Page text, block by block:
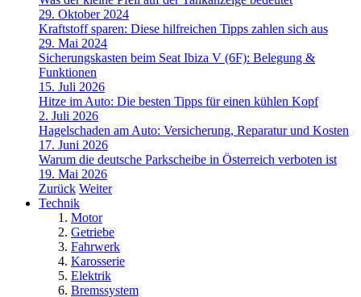
29. Oktober 2024
Kraftstoff sparen: Diese hilfreichen Tipps zahlen sich aus
29. Mai 2024
Sicherungskasten beim Seat Ibiza V (6F): Belegung &
Funktionen
15. Juli 2026
Hitze im Auto: Die besten Tipps für einen kühlen Kopf
2. Juli 2026
Hagelschaden am Auto: Versicherung, Reparatur und Kosten
17. Juni 2026
Warum die deutsche Parkscheibe in Österreich verboten ist
19. Mai 2026
Zurück Weiter
Technik
Motor
Getriebe
Fahrwerk
Karosserie
Elektrik
Bremssystem